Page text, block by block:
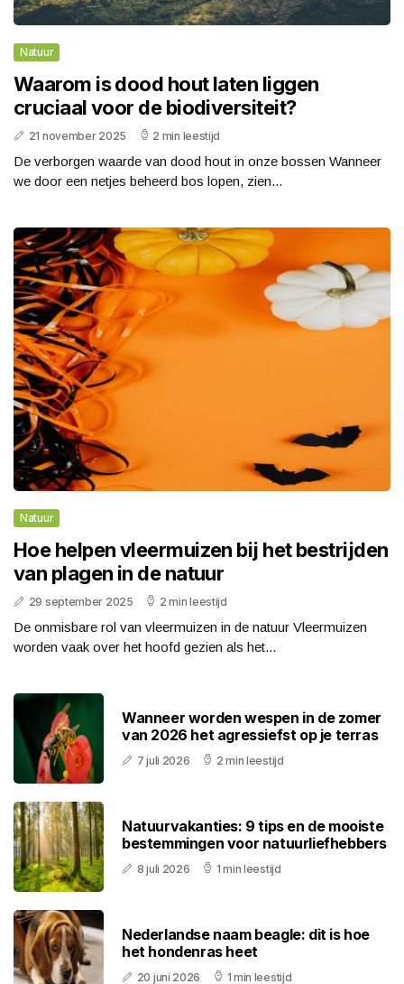
Natuur
Waarom is dood hout laten liggen
cruciaal voor de biodiversiteit?
21 november 2025 2 min leestijd
De verborgen waarde van dood hout in onze bossen Wanneer
we door een netjes beheerd bos lopen, zien...
Natuur
Hoe helpen vleermuizen bij het bestrijden
van plagen in de natuur
29 september 2025 2 min leestijd
De onmisbare rol van vleermuizen in de natuur Vleermuizen
worden vaak over het hoofd gezien als het...
Wanneer worden wespen in de zomer
van 2026 het agressiefst op je terras
7 juli 2026 2 min leestijd
Natuurvakanties: 9 tips en de mooiste
bestemmingen voor natuurliefhebbers
8 juli 2026 1 min leestijd
Nederlandse naam beagle: dit is hoe
het hondenras heet
20 juni 2026 1 min leestijd